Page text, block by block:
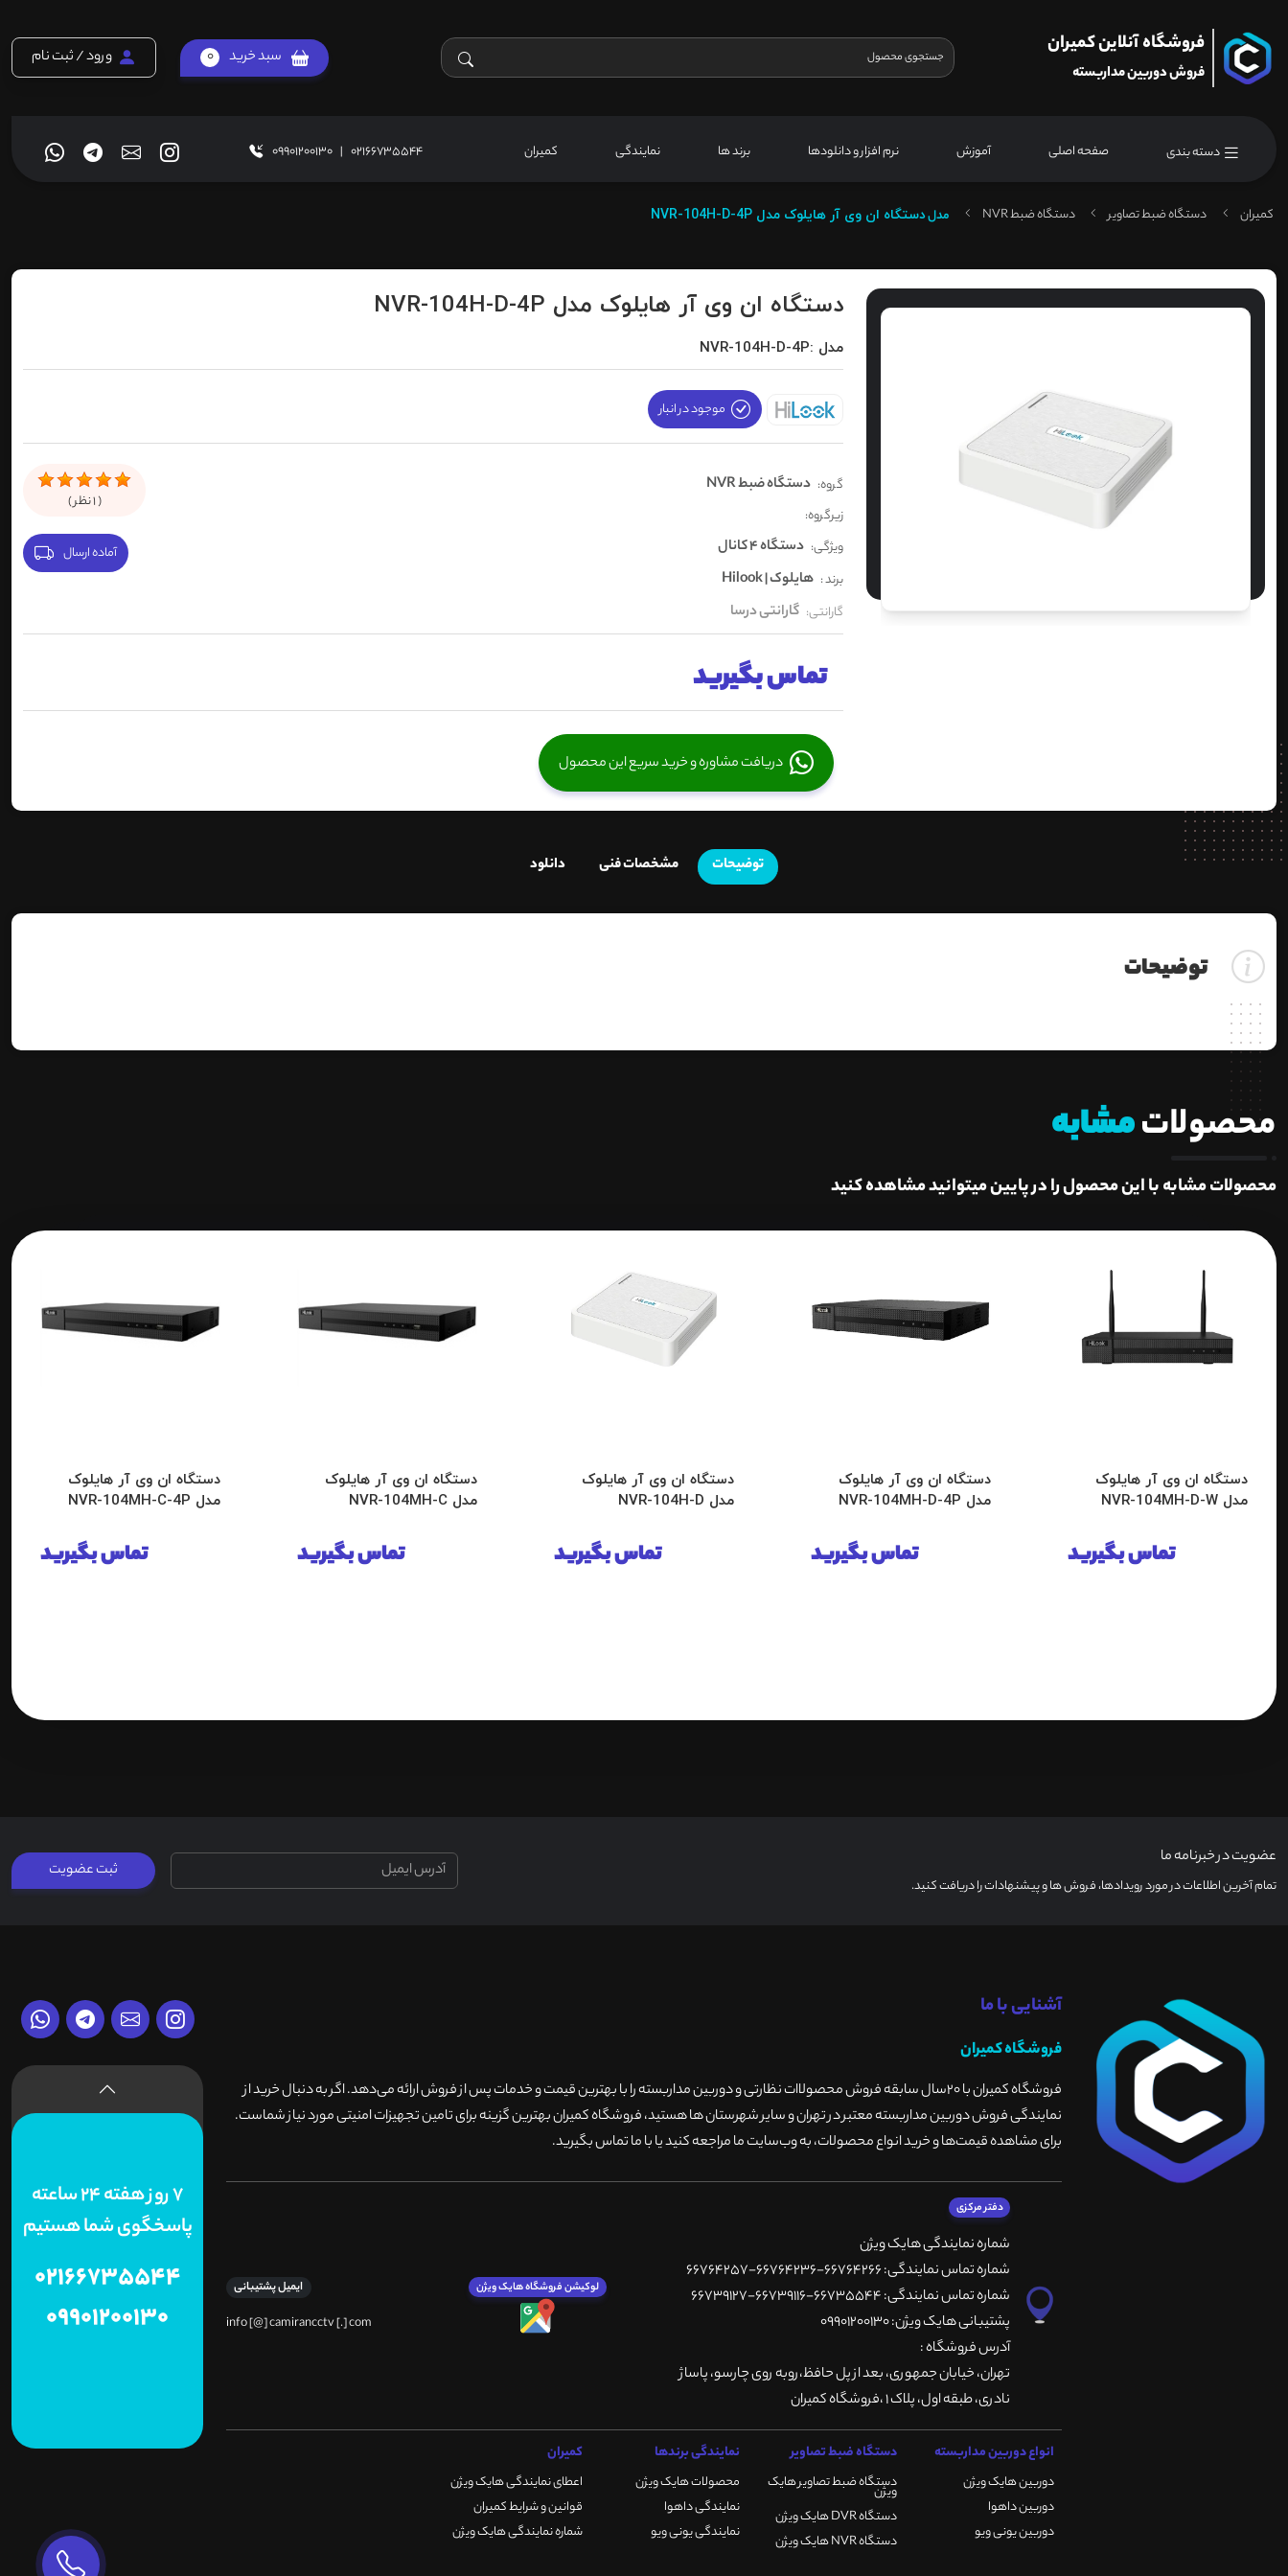
فروشگاه آنلاین کمیران
فروش دوربین مداربسته
سبد خرید 0 ورود / ثبت نام
دسته بندی صفحه اصلی آموزش نرم افزار و دانلودها برند ها نمایندگی کمیران 02166735544
|
09901200130
کمیران دستگاه ضبط تصاویر دستگاه ضبط NVR مدلدستگاه ان وی آر هایلوک مدل NVR-104H-D-4P
دستگاه ان وی آر هایلوک مدل NVR-104H-D-4P
مدل :NVR-104H-D-4P
موجود در انبار
گروه: دستگاه ضبط NVR
زیرگروه:
ویژگی: دستگاه 4 کانال
برند : هایلوک | Hilook
گارانتی: گارانتی درسا
(
1نظر )
آماده ارسال
تماس بگیرید
دریافت مشاوره و خرید سریع این محصول
توضیحات مشخصات فنی دانلود
توضیحات
محصولاتمشابه
محصولات مشابه با این محصول را در پایین میتوانید مشاهده کنید
دستگاه ان وی آر هایلوک
مدل NVR-104MH-D-W
تماس بگیرید
دستگاه ان وی آر هایلوک
مدل NVR-104MH-D-4P
تماس بگیرید
دستگاه ان وی آر هایلوک
مدل NVR-104H-D
تماس بگیرید
دستگاه ان وی آر هایلوک
مدل NVR-104MH-C
تماس بگیرید
دستگاه ان وی آر هایلوک
مدل NVR-104MH-C-4P
تماس بگیرید
عضویت در خبرنامه ما
تمام آخرین اطلاعات در مورد رویدادها، فروش ها و پیشنهادات را دریافت کنید.
ثبت عضویت
آشنایی با ما
فروشگاه کمیران
فروشگاه کمیران با ۲۰سال سابقه فروش محصولاات نظارتی و دوربین مداربسته را با بهترین قیمت و خدمات پس از فروش ارائه می‌دهد. اگر به دنبال خرید از
نمایندگی فروش دوربین مداربسته معتبر در تهران و سایر شهرستان ها هستید، فروشگاه کمیران بهترین گزینه برای تامین تجهیزات امنیتی مورد نیاز شماست.
برای مشاهده قیمت‌ها و خرید انواع محصولات، به وب‌سایت ما مراجعه کنید یا با ما تماس بگیرید.
دفتر مرکزی
شماره نمایندگی هایک ویژن
شماره تماس نمایندگی: 66764266-66764236-66764257
شماره تماس نمایندگی: 66735544-66739116-66739127
پشتیبانی هایک ویژن: 09901200130
آدرس فروشگاه :
تهران، خيابان جمهوری، بعد از پل حافظ،روبه روی چارسو، پاساژ
نادری، طبقه اول، پلاک 1 ،فروشگاه کمیران
لوکیشن فروشگاه هایک ویژن ایمیل پشتیبانی
info [@] camirancctv [.] com
انواع دوربین مداربسته
دوربین هایک ویژن
دوربین داهوا
دوربین یونی ویو
دستگاه ضبط تصاویر
دستگاه ضبط تصاویر هایک
ویژن
دستگاه DVR هایک ویژن
دستگاه NVR هایک ویژن
نمایندگی برندها
محصولات هایک ویژن
نمایندگی داهوا
نمایندگی یونی ویو
کمیران
اعطای نمایندگی هایک ویژن
قوانین و شرایط کمیران
شماره نمایندگی هایک ویژن
7 روز هفته 24 ساعته
پاسخگوی شما هستیم
02166735544
09901200130